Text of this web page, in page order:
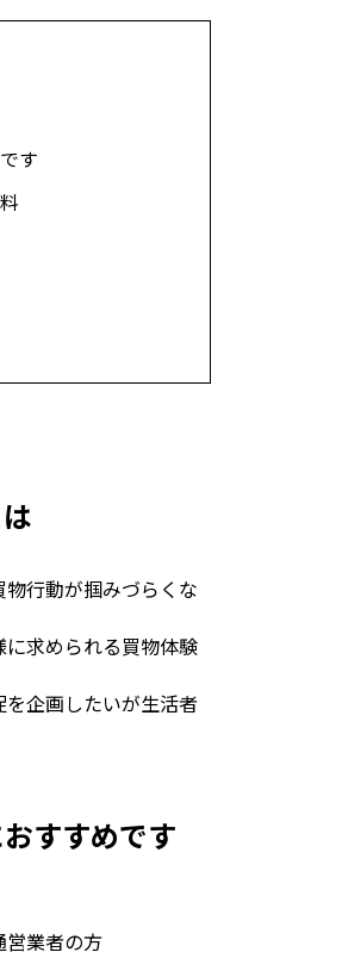
す
物行動が掴みづらくな
に求められる買物体験
を企画したいが生活者
すすめです
営業者の方